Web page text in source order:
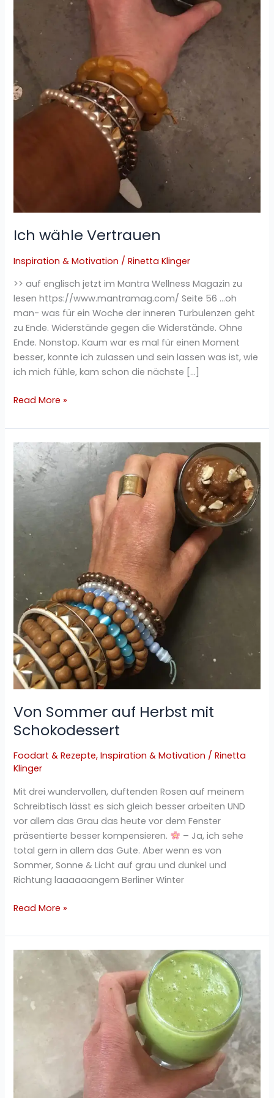
Ich wähle Vertrauen
Inspiration & Motivation /Rinetta Klinger
>> auf englisch jetzt im Mantra Wellness Magazin zu
lesen https://www.mantramag.com/ Seite 56 …oh
man- was für ein Woche der inneren Turbulenzen geht
zu Ende. Widerstände gegen die Widerstände. Ohne
Ende. Nonstop. Kaum war es mal für einen Moment
besser, konnte ich zulassen und sein lassen was ist, wie
ich mich fühle, kam schon die nächste […]
Read More »
Von Sommer auf Herbst mit
Schokodessert
Foodart & Rezepte,Inspiration & Motivation /Rinetta
Klinger
Mit drei wundervollen, duftenden Rosen auf meinem
Schreibtisch lässt es sich gleich besser arbeiten UND
vor allem das Grau das heute vor dem Fenster
präsentierte besser kompensieren.
– Ja, ich sehe
total gern in allem das Gute. Aber wenn es von
Sommer, Sonne & Licht auf grau und dunkel und
Richtung laaaaaangem Berliner Winter
Von
Sommer
auf
Herbst
Read More »
Gurken
Bananen
Smoothie